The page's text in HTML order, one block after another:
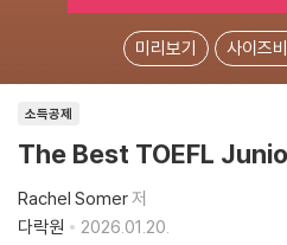
미리보기 사이즈
소득공제
The Best TOEFL
Rachel Somer저
다락원
2026.01.20.